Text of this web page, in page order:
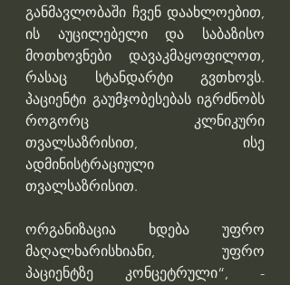
განმავლობაში ჩვენ დაახლოებით,
ის აუცილებელი და საბაზისო
მოთხოვნები დავაკმაყოფილოთ,
რასაც სტანდარტი გვთხოვს.
პაციენტი გაუმჯობესებას იგრძნობს
როგორც კლნიკური
თვალსაზრისით, ისე
ადმინისტრაციული
თვალსაზრისით.
ორგანიზაცია ხდება უფრო
მაღალხარისხიანი, უფრო
პაციენტზე კონცეტრული“, -